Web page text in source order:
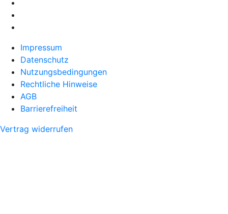
Impressum
Datenschutz
Nutzungsbedingungen
Rechtliche Hinweise
AGB
Barrierefreiheit
Vertrag widerrufen